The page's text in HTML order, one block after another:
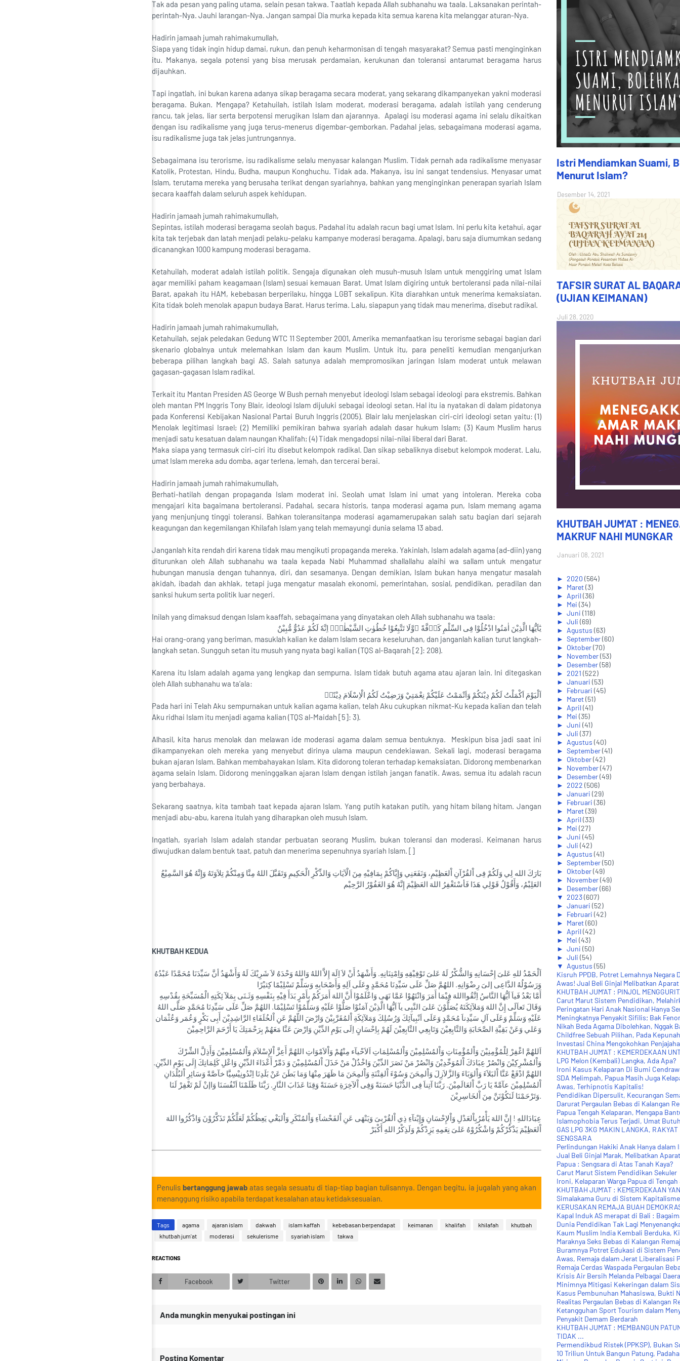
Tak ada pesan yang paling utama, selain pesan takwa. Taatlah kepada Allah subhanahu wa taala. Laksanakan perintah-
perintah-Nya. Jauhi larangan-Nya. Jangan sampai Dia murka kepada kita semua karena kita melanggar aturan-Nya.
Hadirin jamaah jumah rahimakumullah,
Siapa yang tidak ingin hidup damai, rukun, dan penuh keharmonisan di tengah masyarakat? Semua pasti menginginkan
itu. Makanya, segala potensi yang bisa merusak perdamaian, kerukunan dan toleransi antarumat beragama harus
dijauhkan.
Tapi ingatlah, ini bukan karena adanya sikap beragama secara moderat, yang sekarang dikampanyekan yakni moderasi
beragama. Bukan. Mengapa? Ketahuilah, istilah Islam moderat, moderasi beragama, adalah istilah yang cenderung
rancu, tak jelas, liar serta berpotensi merugikan Islam dan ajarannya. Apalagi isu moderasi agama ini selalu dikaitkan
dengan isu radikalisme yang juga terus-menerus digembar-gemborkan. Padahal jelas, sebagaimana moderasi agama,
isu radikalisme juga tak jelas juntrungannya.
Sebagaimana isu terorisme, isu radikalisme selalu menyasar kalangan Muslim. Tidak pernah ada radikalisme menyasar
Katolik, Protestan, Hindu, Budha, maupun Konghuchu. Tidak ada. Makanya, isu ini sangat tendensius. Menyasar umat
Islam, terutama mereka yang berusaha terikat dengan syariahnya, bahkan yang menginginkan penerapan syariah Islam
secara kaaffah dalam seluruh aspek kehidupan.
Hadirin jamaah jumah rahimakumullah,
Sepintas, istilah moderasi beragama seolah bagus. Padahal itu adalah racun bagi umat Islam. Ini perlu kita ketahui, agar
kita tak terjebak dan latah menjadi pelaku-pelaku kampanye moderasi beragama. Apalagi, baru saja diumumkan sedang
dicanangkan 1000 kampung moderasi beragama.
Ketahuilah, moderat adalah istilah politik. Sengaja digunakan oleh musuh-musuh Islam untuk menggiring umat Islam
agar memiliki paham keagamaan (Islam) sesuai kemauan Barat. Umat Islam digiring untuk bertoleransi pada nilai-nilai
Barat, apakah itu HAM, kebebasan berperilaku, hingga LGBT sekalipun. Kita diarahkan untuk menerima kemaksiatan.
Kita tidak boleh menolak apapun budaya Barat. Harus terima. Lalu, siapapun yang tidak mau menerima, disebut radikal.
Hadirin jamaah jumah rahimakumullah,
Ketahuilah, sejak peledakan Gedung WTC 11 September 2001, Amerika memanfaatkan isu terorisme sebagai bagian dari
skenario globalnya untuk melemahkan Islam dan kaum Muslim. Untuk itu, para peneliti kemudian menganjurkan
beberapa pilihan langkah bagi AS. Salah satunya adalah mempromosikan jaringan Islam moderat untuk melawan
gagasan-gagasan Islam radikal.
Terkait itu Mantan Presiden AS George W Bush pernah menyebut ideologi Islam sebagai ideologi para ekstremis. Bahkan
oleh mantan PM Inggris Tony Blair, ideologi Islam dijuluki sebagai ideologi setan. Hal itu ia nyatakan di dalam pidatonya
pada Konferensi Kebijakan Nasional Partai Buruh Inggris (2005). Blair lalu menjelaskan ciri-ciri ideologi setan yaitu: (1)
Menolak legitimasi Israel; (2) Memiliki pemikiran bahwa syariah adalah dasar hukum Islam; (3) Kaum Muslim harus
menjadi satu kesatuan dalam naungan Khalifah; (4) Tidak mengadopsi nilai-nilai liberal dari Barat.
Maka siapa yang termasuk ciri-ciri itu disebut kelompok radikal. Dan sikap sebaliknya disebut kelompok moderat. Lalu,
umat Islam mereka adu domba, agar terlena, lemah, dan tercerai berai.
Hadirin jamaah jumah rahimakumullah,
Berhati-hatilah dengan propaganda Islam moderat ini. Seolah umat Islam ini umat yang intoleran. Mereka coba
mengajari kita bagaimana bertoleransi. Padahal, secara historis, tanpa moderasi agama pun, Islam memang agama
yang menjunjung tinggi toleransi. Bahkan toleransitanpa moderasi agamamerupakan salah satu bagian dari sejarah
keagungan dan kegemilangan Khilafah Islam yang telah memayungi dunia selama 13 abad.
Janganlah kita rendah diri karena tidak mau mengikuti propaganda mereka. Yakinlah, Islam adalah agama (ad-diin) yang
diturunkan oleh Allah subhanahu wa taala kepada Nabi Muhammad shallallahu alaihi wa sallam untuk mengatur
hubungan manusia dengan tuhannya, diri, dan sesamanya. Dengan demikian, Islam bukan hanya mengatur masalah
akidah, ibadah dan akhlak, tetapi juga mengatur masalah ekonomi, pemerintahan, sosial, pendidikan, peradilan dan
sanksi hukum serta politik luar negeri.
Inilah yang dimaksud dengan Islam kaaffah, sebagaimana yang dinyatakan oleh Allah subhanahu wa taala:
يٰٓاَيُّهَا الَّذِيْنَ اٰمَنُوا ادْخُلُوْا فِى السِّلْمِ كَاۤفَّةً ۖوَّلَا تَتَّبِعُوْا خُطُوٰتِ الشَّيْطٰنِۗ اِنَّهٗ لَكُمْ عَدُوٌّ مُّبِيْنٌ
Hai orang-orang yang beriman, masuklah kalian ke dalam Islam secara keseluruhan, dan janganlah kalian turut langkah-
langkah setan. Sungguh setan itu musuh yang nyata bagi kalian (TQS al-Baqarah [2]: 208).
Karena itu Islam adalah agama yang lengkap dan sempurna. Islam tidak butuh agama atau ajaran lain. Ini ditegaskan
oleh Allah subhanahu wa ta’ala:
اَلْيَوْمَ اَكْمَلْتُ لَكُمْ دِيْنَكُمْ وَاَتْمَمْتُ عَلَيْكُمْ نِعْمَتِيْ وَرَضِيْتُ لَكُمُ الْاِسْلَامَ دِيْنًاۗ
Pada hari ini Telah Aku sempurnakan untuk kalian agama kalian, telah Aku cukupkan nikmat-Ku kepada kalian dan telah
Aku ridhai Islam itu menjadi agama kalian (TQS al-Maidah [5]: 3).
Alhasil, kita harus menolak dan melawan ide moderasi agama dalam semua bentuknya. Meskipun bisa jadi saat ini
dikampanyekan oleh mereka yang menyebut dirinya ulama maupun cendekiawan. Sekali lagi, moderasi beragama
bukan ajaran Islam. Bahkan membahayakan Islam. Kita didorong toleran terhadap kemaksiatan. Didorong membenarkan
agama selain Islam. Didorong meninggalkan ajaran Islam dengan istilah jangan fanatik. Awas, semua itu adalah racun
yang berbahaya.
Sekarang saatnya, kita tambah taat kepada ajaran Islam. Yang putih katakan putih, yang hitam bilang hitam. Jangan
menjadi abu-abu, karena itulah yang diharapkan oleh musuh Islam.
Ingatlah, syariah Islam adalah standar perbuatan seorang Muslim, bukan toleransi dan moderasi. Keimanan harus
diwujudkan dalam bentuk taat, patuh dan menerima sepenuhnya syariah Islam. []
بَارَكَ الله لِي وَلَكُمْ فِى اْلقُرْآنِ اْلعَظِيْمِ، وَنَفَعَنِي وَإِيَّاكُمْ بِمَافِيْهِ مِنَ الْآيَاتِ وَالذِّكْرِ الْحَكِيمِ وَتَقَبَّلَ اللهُ مِنَّا وَمِنْكُمْ تِلاَوَتَهُ وَإِنَّهُ هُوَ السَّمِيْعُ
العَلِيْمُ، وَأَقُوْلُ قَوْلِي هَذَا فَأسْتَغْفِرُ اللهَ العَظِيْمَ إِنَّهُ هُوَ الغَفُوْرُ الرَّحِيْم
KHUTBAH KEDUA
اَلْحَمْدُ للهِ عَلىَ إِحْسَانِهِ وَالشُّكْرُ لَهُ عَلىَ تَوْفِيْقِهِ وَاِمْتِنَانِهِ. وَأَشْهَدُ أَنْ لاَ اِلَهَ إِلاَّ اللهُ وَاللهُ وَحْدَهُ لاَ شَرِيْكَ لَهُ وَأَشْهَدُ أنَّ سَيِّدَنَا مُحَمَّدًا عَبْدُهُ
وَرَسُوْلُهُ الدَّاعِى إلىَ رِضْوَانِهِ. اللهُمَّ صَلِّ عَلَى سَيِّدِنَا مُحَمَّدٍ وِعَلَى اَلِهِ وَأَصْحَابِهِ وَسَلِّمْ تَسْلِيْمًا كِثيْرًا
أَمَّا بَعْدُ فَياَ اَيُّهَا النَّاسُ اِتَّقُوااللهَ فِيْمَا أَمَرَ وَانْتَهُوْا عَمَّا نَهَى وَاعْلَمُوْا أَنَّ اللهَ أَمَرَكُمْ بِأَمْرٍ بَدَأَ فِيْهِ بِنَفْسِهِ وَثَـنَى بِمَلآ ئِكَتِهِ الْمُسَبِّحَةِ بِقُدْسِهِ
وَقَالَ تَعاَلَى إِنَّ اللهَ وَمَلآئِكَتَهُ يُصَلُّوْنَ عَلىَ النَّبِى يآ اَيُّهَا الَّذِيْنَ آمَنُوْا صَلُّوْا عَلَيْهِ وَسَلِّمُوْا تَسْلِيْمًا. اللهُمَّ صَلِّ عَلَى سَيِّدِنَا مُحَمَّدٍ صَلَّى اللهُ
عَلَيْهِ وَسَلِّمْ وَعَلَى آلِ سَيِّدِناَ مُحَمَّدٍ وَعَلَى اَنْبِيآئِكَ وَرُسُلِكَ وَمَلآئِكَةِ اْلمُقَرَّبِيْنَ وَارْضَ اللّهُمَّ عَنِ اْلخُلَفَاءِ الرَّاشِدِيْنَ أَبِى بَكْرٍ وَعُمَر وَعُثْمَان
وَعَلي وَعَنْ بَقِيَّةِ الصَّحَابَةِ وَالتَّابِعِيْنَ وَتَابِعِي التَّابِعِيْنَ لَهُمْ بِاِحْسَانٍ اِلَى يَوْمِ الدِّيْنِ وَارْضَ عَنَّا مَعَهُمْ بِرَحْمَتِكَ يَا أَرْحَمَ الرَّاحِمِيْنَ
اَللهُمَّ اغْفِرْ لِلْمُؤْمِنِيْنَ وَاْلمُؤْمِنَاتِ وَاْلمُسْلِمِيْنَ وَاْلمُسْلِمَاتِ اَلاَحْيآء مِنْهُمْ وَاْلاَمْوَاتِ اللهُمَّ أَعِزَّ اْلإِسْلاَمَ وَاْلمُسْلِمِيْنَ وَأَذِلَّ الشِّرْكَ
وَاْلمُشْرِكِيْنَ وَانْصُرْ عِبَادَكَ اْلمُوَحِّدِيْنَ وَانْصُرْ مَنْ نَصَرَ الدِّيْنَ وَاخْذُلْ مَنْ خَذَلَ اْلمُسْلِمِيْنَ وَ دَمِّرْ أَعْدَاءَ الدِّيْنِ وَاعْلِ كَلِمَاتِكَ إِلَى يَوْمِ الدِّيْنِ.
اللهُمَّ ادْفَعْ عَنَّا اْلبَلاَءَ وَاْلوَبَاءَ وَالزَّلاَزِلَ وَاْلمِحَنَ وَسُوْءَ اْلفِتْنَةِ وَاْلمِحَنَ مَا ظَهَرَ مِنْهَا وَمَا بَطَنَ عَنْ بَلَدِنَا اِنْدُونِيْسِيَّا خآصَّةً وَسَائِرِ اْلبُلْدَانِ
اْلمُسْلِمِيْنَ عآمَّةً يَا رَبَّ اْلعَالَمِيْنَ. رَبَّنَا آتِناَ فِى الدُّنْيَا حَسَنَةً وَفِى اْلآخِرَةِ حَسَنَةً وَقِنَا عَذَابَ النَّارِ. رَبَّنَا ظَلَمْنَا اَنْفُسَنَا وَاإنْ لَمْ تَغْفِرْ لَنَا
وَتَرْحَمْنَا لَنَكُوْنَنَّ مِنَ اْلخَاسِرِيْنَ.
عِبَادَاللهِ ! إِنَّ اللهَ يَأْمُرُبِاْلعَدْلِ وَاْلإِحْسَانِ وَإِيْتآءِ ذِي اْلقُرْبىَ وَيَنْهَى عَنِ اْلفَحْشآءِ وَاْلمُنْكَرِ وَاْلبَغْي يَعِظُكُمْ لَعَلَّكُمْ تَذَكَّرُوْنَ وَاذْكُرُوا اللهَ
اْلعَظِيْمَ يَذْكُرْكُمْ وَاشْكُرُوْهُ عَلىَ نِعَمِهِ يَزِدْكُمْ وَلَذِكْرُ اللهِ أَكْبَرْ
Penulis bertanggung jawab atas segala sesuatu di tiap-tiap bagian tulisannya. Dengan begitu, ia jugalah yang akan
menanggung risiko apabila terdapat kesalahan atau ketidaksesuaian.
Tags agama ajaran islam dakwah islam kaffah kebebasan berpendapat keimanan khalifah khilafah
khutbah
khutbah jum'at
moderasi sekulerisme syariah islam takwa
REACTIONS
Facebook Twitter
Anda mungkin menyukai postingan ini
Posting Komentar
Istri Mendiamkan Suami,
Menurut Islam?
Desember 14, 2021
TAFSIR SURAT AL
(UJIAN KEIMANAN)
Juli 28, 2020
KHUTBAH JUM'AT :
MAKRUF NAHI MUNGKAR
Januari 08, 2021
► 2020 (564)
► Maret(3)
► April(36)
► Mei (34)
► Juni (118)
► Juli (69)
► Agustus (63)
► September(60)
► Oktober(70)
► November(53)
► Desember(58)
► 2021 (522)
► Januari (53)
► Februari (45)
► Maret(51)
► April(41)
► Mei (35)
► Juni (41)
► Juli (37)
► Agustus (40)
► September(41)
► Oktober(42)
► November(47)
► Desember(49)
► 2022 (506)
► Januari (29)
► Februari (36)
► Maret(39)
► April(33)
► Mei (27)
► Juni (45)
► Juli (42)
► Agustus (41)
► September(50)
► Oktober(49)
► November(49)
► Desember(66)
▼ 2023(607)
► Januari (52)
► Februari (42)
► Maret(60)
► April(42)
► Mei (43)
► Juni (50)
► Juli (54)
▼ Agustus (55)
Kisruh PPDB, Potret Lemahnya Negara
Awas! Jual Beli Ginjal Melibatkan
KHUTBAH JUM'AT : PINJOL
Carut Marut Sistem Pendidikan,
Peringatan Hari Anak Nasional Hanya
Meningkatnya Penyakit Sifilis; Bak
Nikah Beda Agama Dibolehkan, Nggak
Childfree Sebuah Pilihan, Pada
Investasi China Mengokohkan
KHUTBAH JUM'AT : KEMERDEKAAN
LPG Melon (Kembali) Langka, Ada Apa?
Ironi Kasus Kelaparan Di Bumi
SDA Melimpah, Papua Masih Juga
Awas, Terhipnotis Kapitalis!
Pendidikan Dipersulit, Kecurangan
Darurat Pergaulan Bebas di Kalangan
Papua Tengah Kelaparan, Mengapa
Islamophobia Terus Terjadi, Umat
GAS LPG 3KG MAKIN LANGKA, RAKYAT
SENGSARA
Perlindungan Hakiki Anak Hanya dalam
Jual Beli Ginjal Marak, Melibatkan Aparat
Papua : Sengsara di Atas Tanah Kaya?
Carut Marut Sistem Pendidikan Sekuler
Ironi, Kelaparan Warga Papua di
KHUTBAH JUM'AT : KEMERDEKAAN
Simalakama Guru di Sistem Kapitalisme
KERUSAKAN REMAJA BUAH
Kapal Induk AS merapat di Bali :
Dunia Pendidikan Tak Lagi
Kaum Muslim India Kembali Berduka,
Maraknya Seks Bebas di Kalangan
Buramnya Potret Edukasi di Sistem
Awas, Remaja dalam Jerat Liberalisasi
Remaja Cerdas Waspada Pergaulan
Krisis Air Bersih Melanda Pelbagai
Minimnya Mitigasi Kekeringan dalam
Kasus Pembunuhan Mahasiswa, Bukti
Realitas Pergaulan Bebas di Kalangan
Ketangguhan Sport Tourism dalam
Penyakit Demam Berdarah
KHUTBAH JUM'AT : MEMBANGUN
TIDAK ...
Permendikbud Ristek (PPKSP), Bukan
10 Triliun Untuk Bangun Patung,